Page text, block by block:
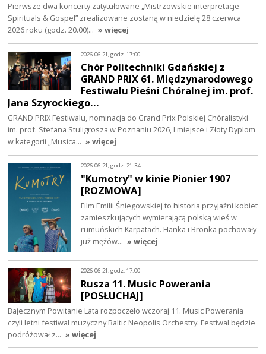
Pierwsze dwa koncerty zatytułowane „Mistrzowskie interpretacje
Spirituals & Gospel” zrealizowane zostaną w niedzielę 28 czerwca
2026 roku (godz. 20.00)… » więcej
2026-06-21, godz. 17:00
Chór Politechniki Gdańskiej z
GRAND PRIX 61. Międzynarodowego
Festiwalu Pieśni Chóralnej im. prof.
Jana Szyrockiego…
GRAND PRIX Festiwalu, nominacja do Grand Prix Polskiej Chóralistyki
im. prof. Stefana Stuligrosza w Poznaniu 2026, I miejsce i Złoty Dyplom
w kategorii „Musica… » więcej
2026-06-21, godz. 21:34
"Kumotry" w kinie Pionier 1907
[ROZMOWA]
Film Emilii Śniegowskiej to historia przyjaźni kobiet
zamieszkujących wymierającą polską wieś w
rumuńskich Karpatach. Hanka i Bronka pochowały
już mężów… » więcej
2026-06-21, godz. 17:00
Rusza 11. Music Powerania
[POSŁUCHAJ]
Bajecznym Powitanie Lata rozpoczęło wczoraj 11. Music Powerania
czyli letni festiwal muzyczny Baltic Neopolis Orchestry. Festiwal będzie
podróżował z… » więcej